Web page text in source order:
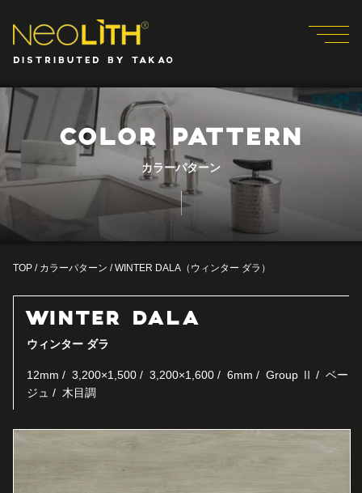
DISTRIBUTED BY TAKAO
COLOR PATTERN
カラーパターン
TOP / カラーパターン /WINTER DALA（ウィンター ダラ）
WINTER DALA
ウィンター ダラ
12mm 3,200×1,500 3,200×1,600 6mm Group Ⅱ
ベー
ジュ
木目調